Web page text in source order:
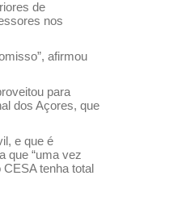
de
nos
afirmou
para
dos Açores, que
e que é
que “uma vez
tenha total